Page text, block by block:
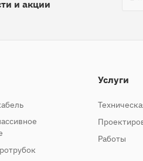
и акции
Услуги
Работы